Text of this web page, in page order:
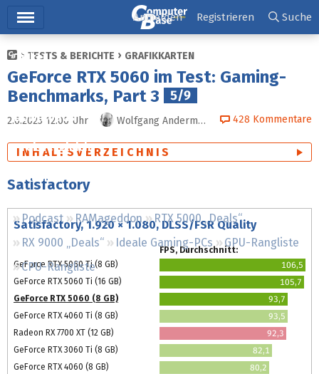
Ticker
Tests
Downloads
Preisvergleich
Forum
Podcast RAMageddon
RTX 5000 „Deals“
RX 9000 „Deals“
Ideale Gaming-PCs
GPU-Rangliste
CPU-Rangliste
Anmelden Registrieren Suche
TESTS & BERICHTE GRAFIKKARTEN
GeForce RTX 5060 im Test: Gaming-
Benchmarks, Part 3
5/9
2.6.2025 12:00 Uhr Wolfgang Andermahr 428 Kommentare
INHALTSVERZEICHNIS
Satisfactory
Satisfactory, 1.920 × 1.080, DLSS/FSR Quality
FPS, Durchschnitt:
GeForce RTX 5060 Ti (8 GB)
106,5
GeForce RTX 5060 Ti (16 GB)
105,7
GeForce RTX 5060 (8 GB)
93,7
GeForce RTX 4060 Ti (8 GB)
93,5
Radeon RX 7700 XT (12 GB)
92,3
GeForce RTX 3060 Ti (8 GB)
82,1
GeForce RTX 4060 (8 GB)
80,2